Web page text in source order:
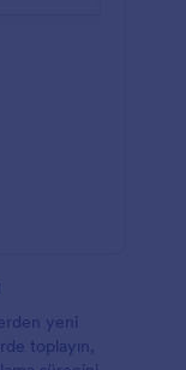
yeni
toplayın,